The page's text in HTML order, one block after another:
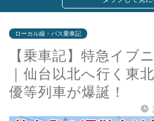
ローカル線・バス乗車記
【乗車記】特急イブ
｜仙台以北へ行く東
優等列車が爆誕！